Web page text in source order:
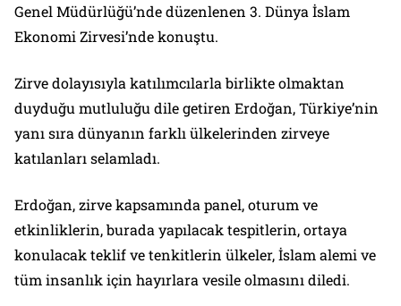
Genel Müdürlüğü’nde düzenlenen 3. Dünya İslam
Ekonomi Zirvesi’nde konuştu.
Zirve dolayısıyla katılımcılarla birlikte olmaktan
duyduğu mutluluğu dile getiren Erdoğan, Türkiye’nin
yanı sıra dünyanın farklı ülkelerinden zirveye
katılanları selamladı.
Erdoğan, zirve kapsamında panel, oturum ve
etkinliklerin, burada yapılacak tespitlerin, ortaya
konulacak teklif ve tenkitlerin ülkeler, İslam alemi ve
tüm insanlık için hayırlara vesile olmasını diledi.